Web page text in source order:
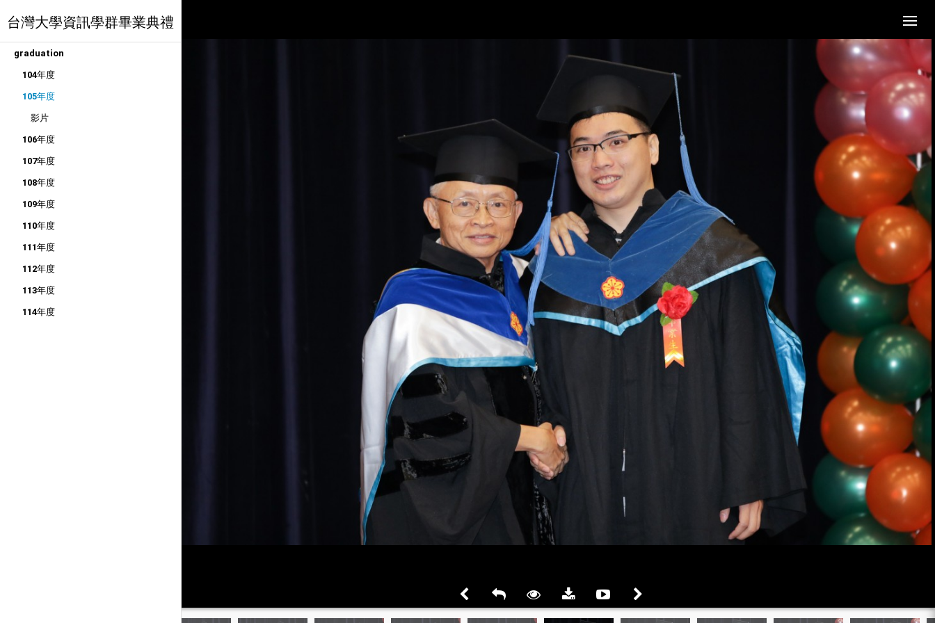
台灣大學資訊學群畢業典禮
graduation
104年度
105年度
影片
106年度
107年度
108年度
109年度
110年度
111年度
112年度
113年度
114年度